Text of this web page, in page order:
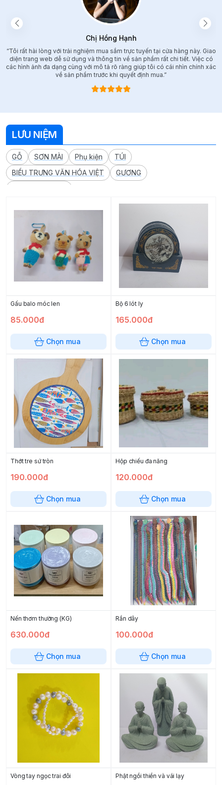
Chị Hồng Hạnh
“Tôi rất hài lòng với trải nghiệm mua sắm trực tuyến tại cửa hàng này. Giao
diện trang web dễ sử dụng và thông tin về sản phẩm rất chi tiết. Việc có
các hình ảnh đa dạng cùng với mô tả rõ ràng giúp tôi có cái nhìn chính xác
về sản phẩm trước khi quyết định mua.”
LƯU NIỆM
GỖ SƠN MÀI Phụ kiện
TÚI
BIỂU TRƯNG VĂN HÓA VIỆT
GƯƠNG
Gấu balo móc len
85.000đ
Chọn mua
Bộ 6 lót ly
165.000đ
Chọn mua
Thớt tre sứ tròn
190.000đ
Chọn mua
Hộp chiếu đa năng
120.000đ
Chọn mua
Nến thơm thường (KG)
630.000đ
Chọn mua
Rắn dây
100.000đ
Chọn mua
Vòng tay ngọc trai đôi Phật ngồi thiền và vái lạy